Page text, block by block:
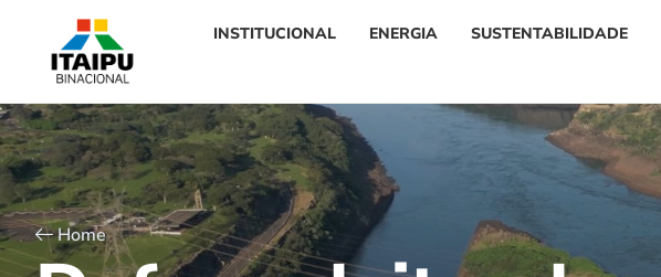
INSTITUCIONAL ENERGIA SUSTENTABILIDADE
Home